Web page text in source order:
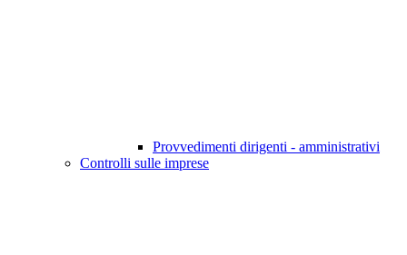
Provvedimenti dirigenti - amministrativi
Controlli sulle imprese